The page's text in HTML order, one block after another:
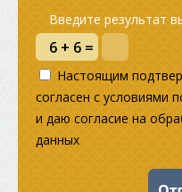
Введите результат
Настоящим
согласен с условиями
и даю согласие на
данных